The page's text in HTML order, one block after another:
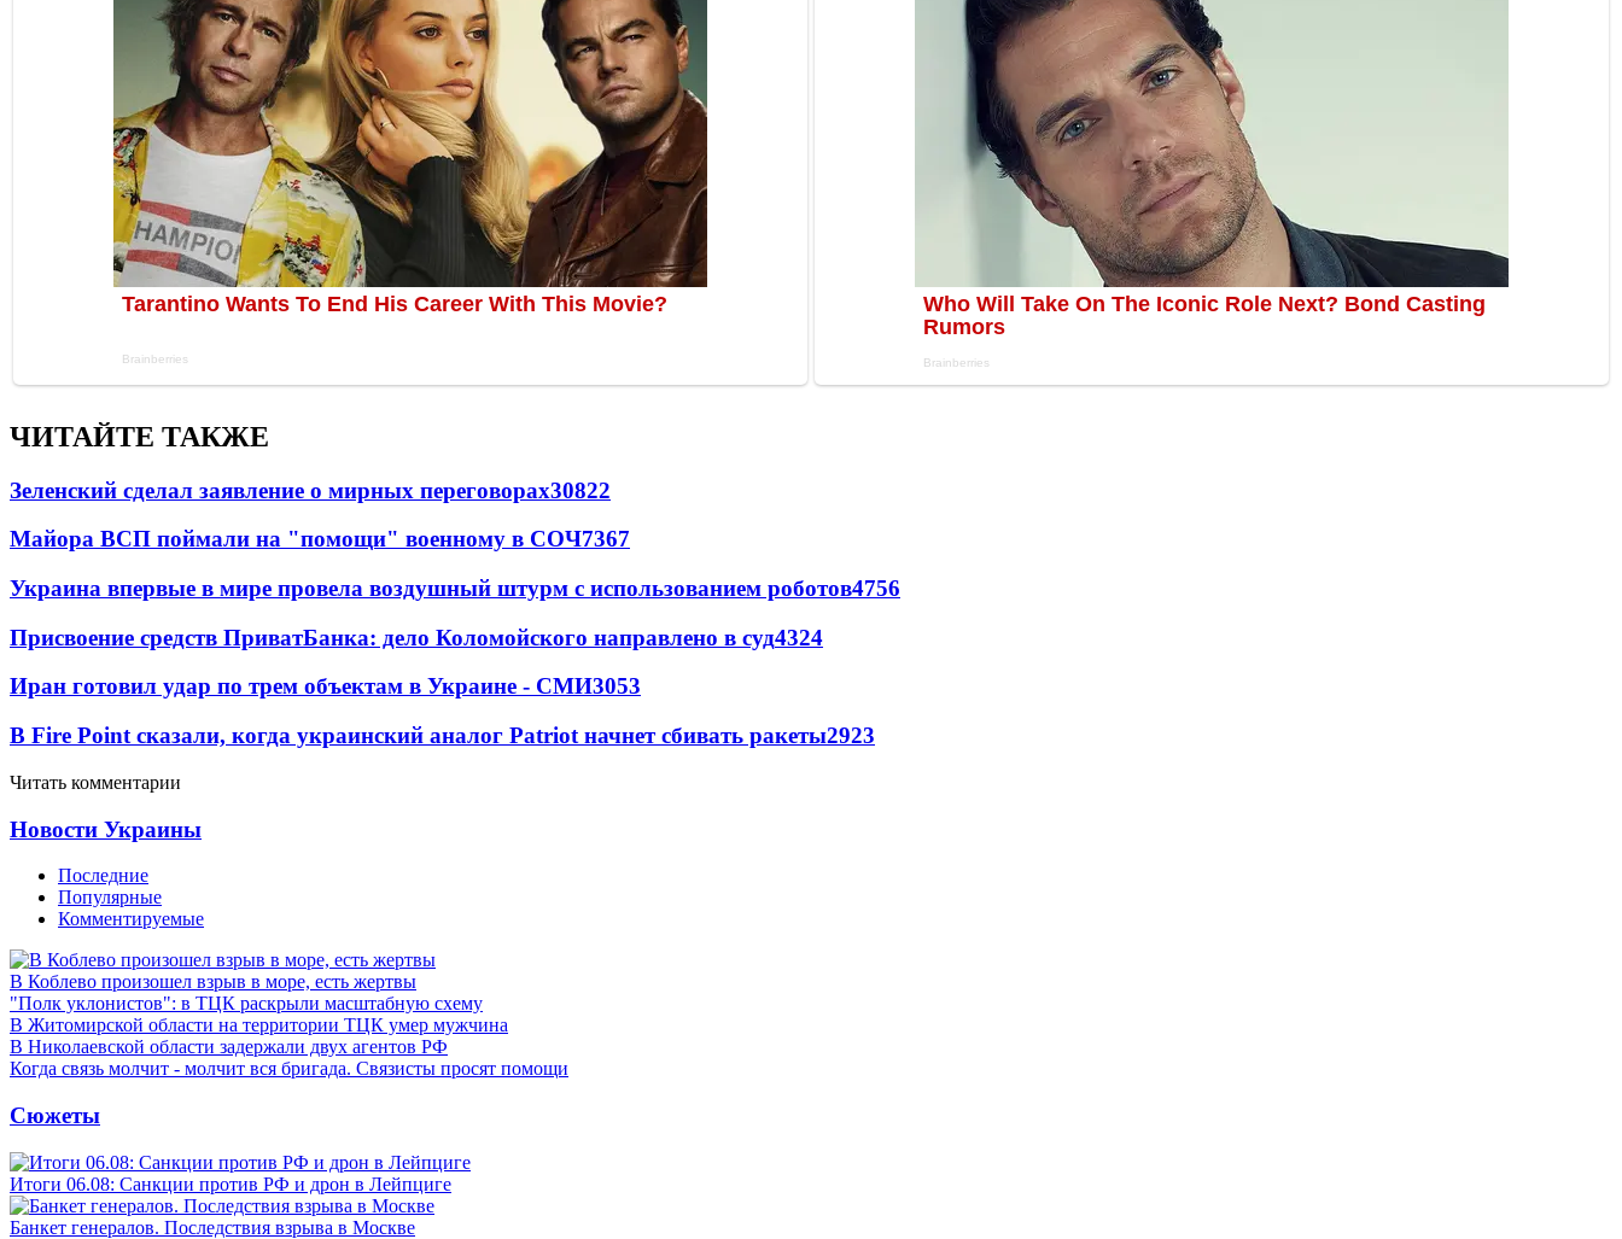
ЧИТАЙТЕ ТАКЖЕ
Зеленский сделал заявление о мирных переговорах30822
Майора ВСП поймали на "помощи" военному в СОЧ7367
Украина впервые в мире провела воздушный штурм с использованием роботов4756
Присвоение средств ПриватБанка: дело Коломойского направлено в суд4324
Иран готовил удар по трем объектам в Украине - СМИ3053
В Fire Point сказали, когда украинский аналог Patriot начнет сбивать ракеты2923
Читать комментарии
Новости Украины
Последние
Популярные
Комментируемые
В Коблево произошел взрыв в море, есть жертвы
"Полк уклонистов": в ТЦК раскрыли масштабную схему
В Житомирской области на территории ТЦК умер мужчина
В Николаевской области задержали двух агентов РФ
Когда связь молчит - молчит вся бригада. Связисты просят помощи
Сюжеты
Итоги 06.08: Санкции против РФ и дрон в Лейпциге
Банкет генералов. Последствия взрыва в Москве